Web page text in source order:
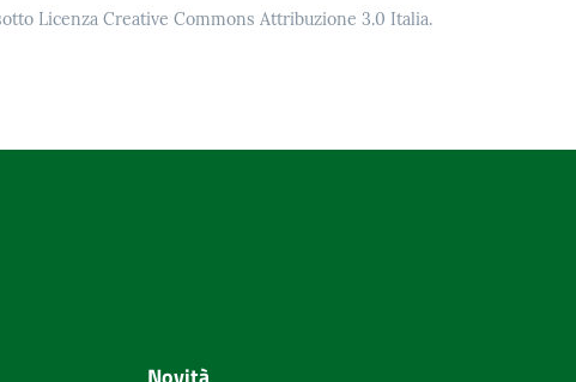
Licenza Creative Commons Attribuzione 3.0 Italia.